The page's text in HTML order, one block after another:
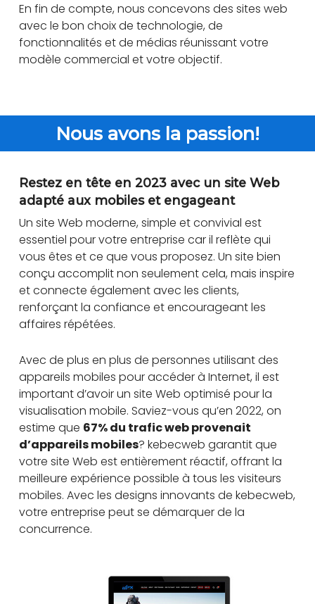
En fin de compte, nous concevons des sites web
avec le bon choix de technologie, de
fonctionnalités et de médias réunissant votre
modèle commercial et votre objectif.
Nous avons la passion!
Restez en tête en 2023 avec un site Web
adapté aux mobiles et engageant
Un site Web moderne, simple et convivial est
essentiel pour votre entreprise car il reflète qui
vous êtes et ce que vous proposez. Un site bien
conçu accomplit non seulement cela, mais inspire
et connecte également avec les clients,
renforçant la confiance et encourageant les
affaires répétées.
Avec de plus en plus de personnes utilisant des
appareils mobiles pour accéder à Internet, il est
important d’avoir un site Web optimisé pour la
visualisation mobile. Saviez-vous qu’en 2022, on
estime que 67% du trafic web provenait
d’appareils mobiles? kebecweb garantit que
votre site Web est entièrement réactif, offrant la
meilleure expérience possible à tous les visiteurs
mobiles. Avec les designs innovants de kebecweb,
votre entreprise peut se démarquer de la
concurrence.